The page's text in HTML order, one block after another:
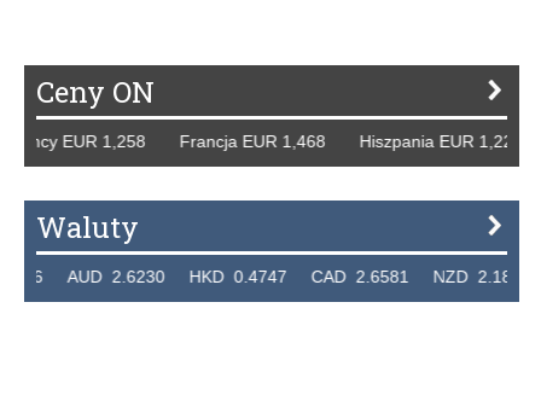
Ceny ON
EUR 1,258 Francja EUR 1,468 Hiszpania EUR
Waluty
AUD 2.6230 HKD 0.4747 CAD 2.6581 NZD